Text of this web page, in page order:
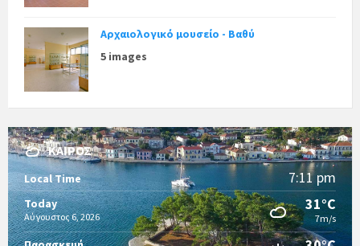
Αρχαιολογικό μουσείο - Βαθύ
5 images
ΚΑΙΡΌΣ
Local Time 7:11 pm
Today
Αύγουστος 6, 2026
31°C
7m/s